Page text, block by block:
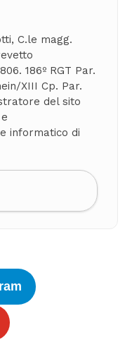
C.le magg.
186º RGT Par.
XIII Cp. Par.
del sito
informatico di